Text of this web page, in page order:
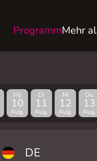
ProgrammMehr
Mo
10
Aug.
Di
11
Aug.
Mi
12
Aug.
Do
13
Aug.
DE